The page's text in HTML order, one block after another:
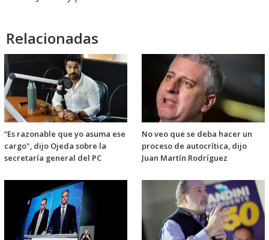
Relacionadas
“Es razonable que yo asuma ese
cargo", dijo Ojeda sobre la
secretaría general del PC
No veo que se deba hacer un
proceso de autocrítica, dijo
Juan Martín Rodríguez